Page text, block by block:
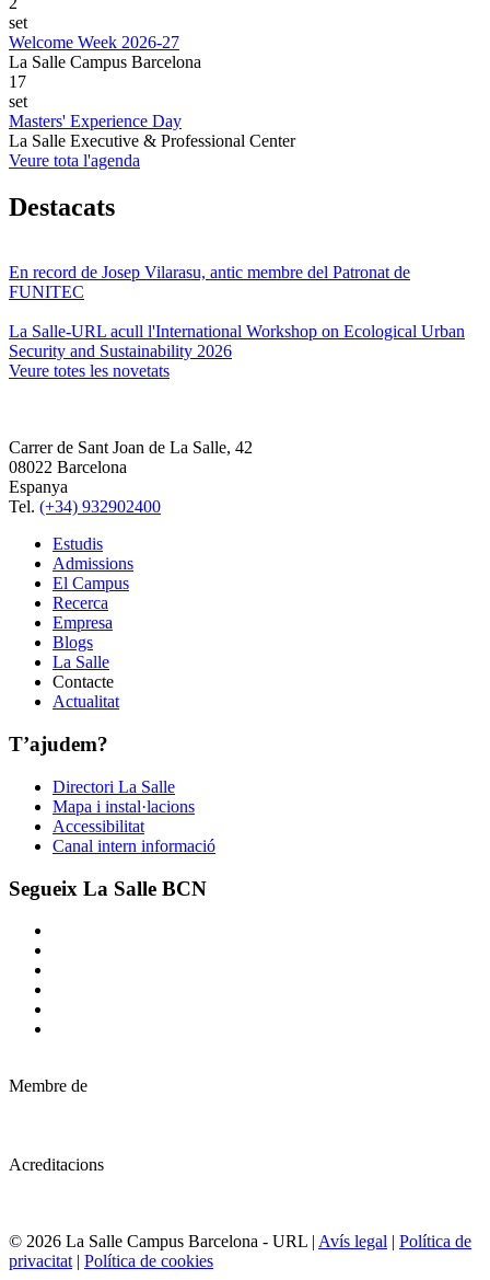
set
Welcome Week 2026-27
La Salle Campus Barcelona
17
set
Masters' Experience Day
La Salle Executive & Professional Center
Veure tota l'agenda
Destacats
En record de Josep Vilarasu, antic membre del Patronat de
FUNITEC
La Salle-URL acull l'International Workshop on Ecological Urban
Security and Sustainability 2026
Veure totes les novetats
Carrer de Sant Joan de La Salle, 42
08022 Barcelona
Espanya
Tel. (+34) 932902400
Estudis
Admissions
El Campus
Recerca
Empresa
Blogs
La Salle
Contacte
Actualitat
T’ajudem?
Directori La Salle
Mapa i instal·lacions
Accessibilitat
Canal intern informació
Segueix La Salle BCN
Membre de
Acreditacions
© 2026 La Salle Campus Barcelona - URL | Avís legal | Política de
privacitat | Política de cookies